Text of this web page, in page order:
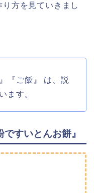
方を見ていきまし
『ご飯』 は、説
ます。
すいとんお餅』